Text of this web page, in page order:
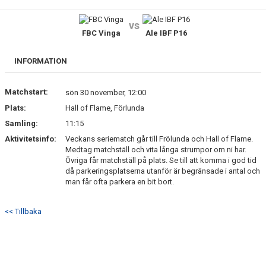
MEDLEMSKAP
FBC Vinga
vs
Ale IBF P16
INFORMATION
Matchstart:
sön 30 november, 12:00
Plats:
Hall of Flame, Förlunda
Samling:
11:15
Aktivitetsinfo:
Veckans seriematch går till Frölunda och Hall of Flame.
Medtag matchställ och vita långa strumpor om ni har.
Övriga får matchställ på plats. Se till att komma i god tid
då parkeringsplatserna utanför är begränsade i antal och
man får ofta parkera en bit bort.
<< Tillbaka